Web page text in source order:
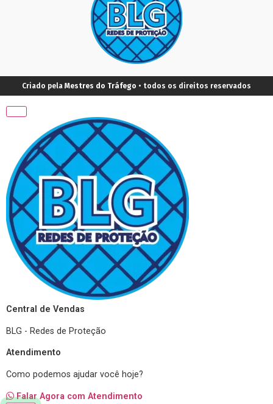
Criado pela Mestres do Tráfego • todos os direitos reservados
Central de Vendas
BLG - Redes de Proteção
Atendimento
Como podemos ajudar você hoje?
Falar Agora com Atendimento